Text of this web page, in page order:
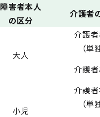
障害者本人
の区分
介護者
大人
介護
（単
介護者
小児
介護
（単